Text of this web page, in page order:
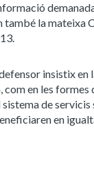
també la mateixa
insistix en
com en les formes
de
en